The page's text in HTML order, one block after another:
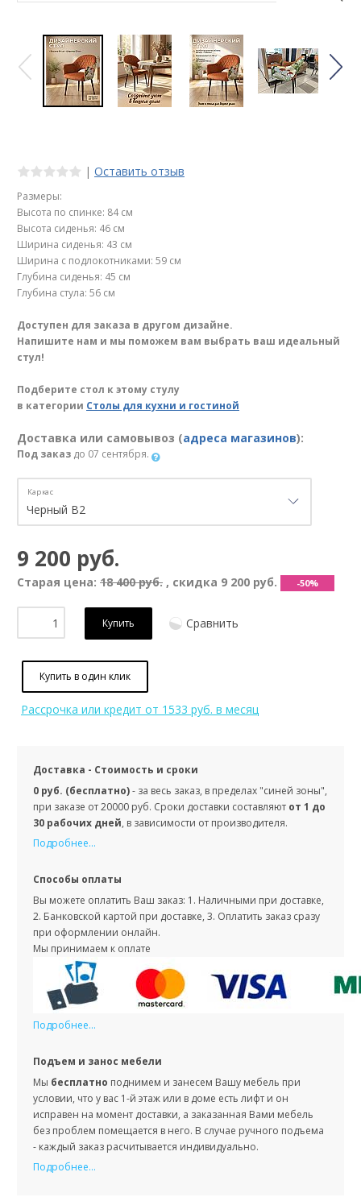
| Оставить отзыв
Размеры:
Высота по спинке: 84 см
Высота сиденья: 46 см
Ширина сиденья: 43 см
Ширина с подлокотниками: 59 см
Глубина сиденья: 45 см
Глубина стула: 56 см
Доступен для заказа в другом дизайне.
Напишите нам и мы поможем вам выбрать ваш идеальный
стул!
Подберите стол к этому стулу
в категории Столы для кухни и гостиной
Доставка или самовывоз (адреса магазинов):
Под заказ до 07 сентября.
Каркас
9 200 руб.
Старая цена: 18 400 руб. , скидка 9 200 руб. -50%
Купить Сравнить
Купить в один клик
Рассрочка или кредит от 1533 руб. в месяц
Доставка - Стоимость и сроки
0 руб. (бесплатно)- за весь заказ, в пределах "синей зоны",
при заказе от 20000 руб. Сроки доставки составляют от 1 до
30 рабочих дней, в зависимости от производителя.
Подробнее...
Способы оплаты
Вы можете оплатить Ваш заказ: 1. Наличными при доставке,
2. Банковской картой при доставке, 3. Оплатить заказ сразу
при оформлении онлайн.
Мы принимаем к оплате
Подробнее...
Подъем и занос мебели
Мы бесплатно поднимем и занесем Вашу мебель при
условии, что у вас 1-й этаж или в доме есть лифт и он
исправен на момент доставки, а заказанная Вами мебель
без проблем помещается в него. В случае ручного подъема
- каждый заказ расчитывается индивидуально.
Подробнее...